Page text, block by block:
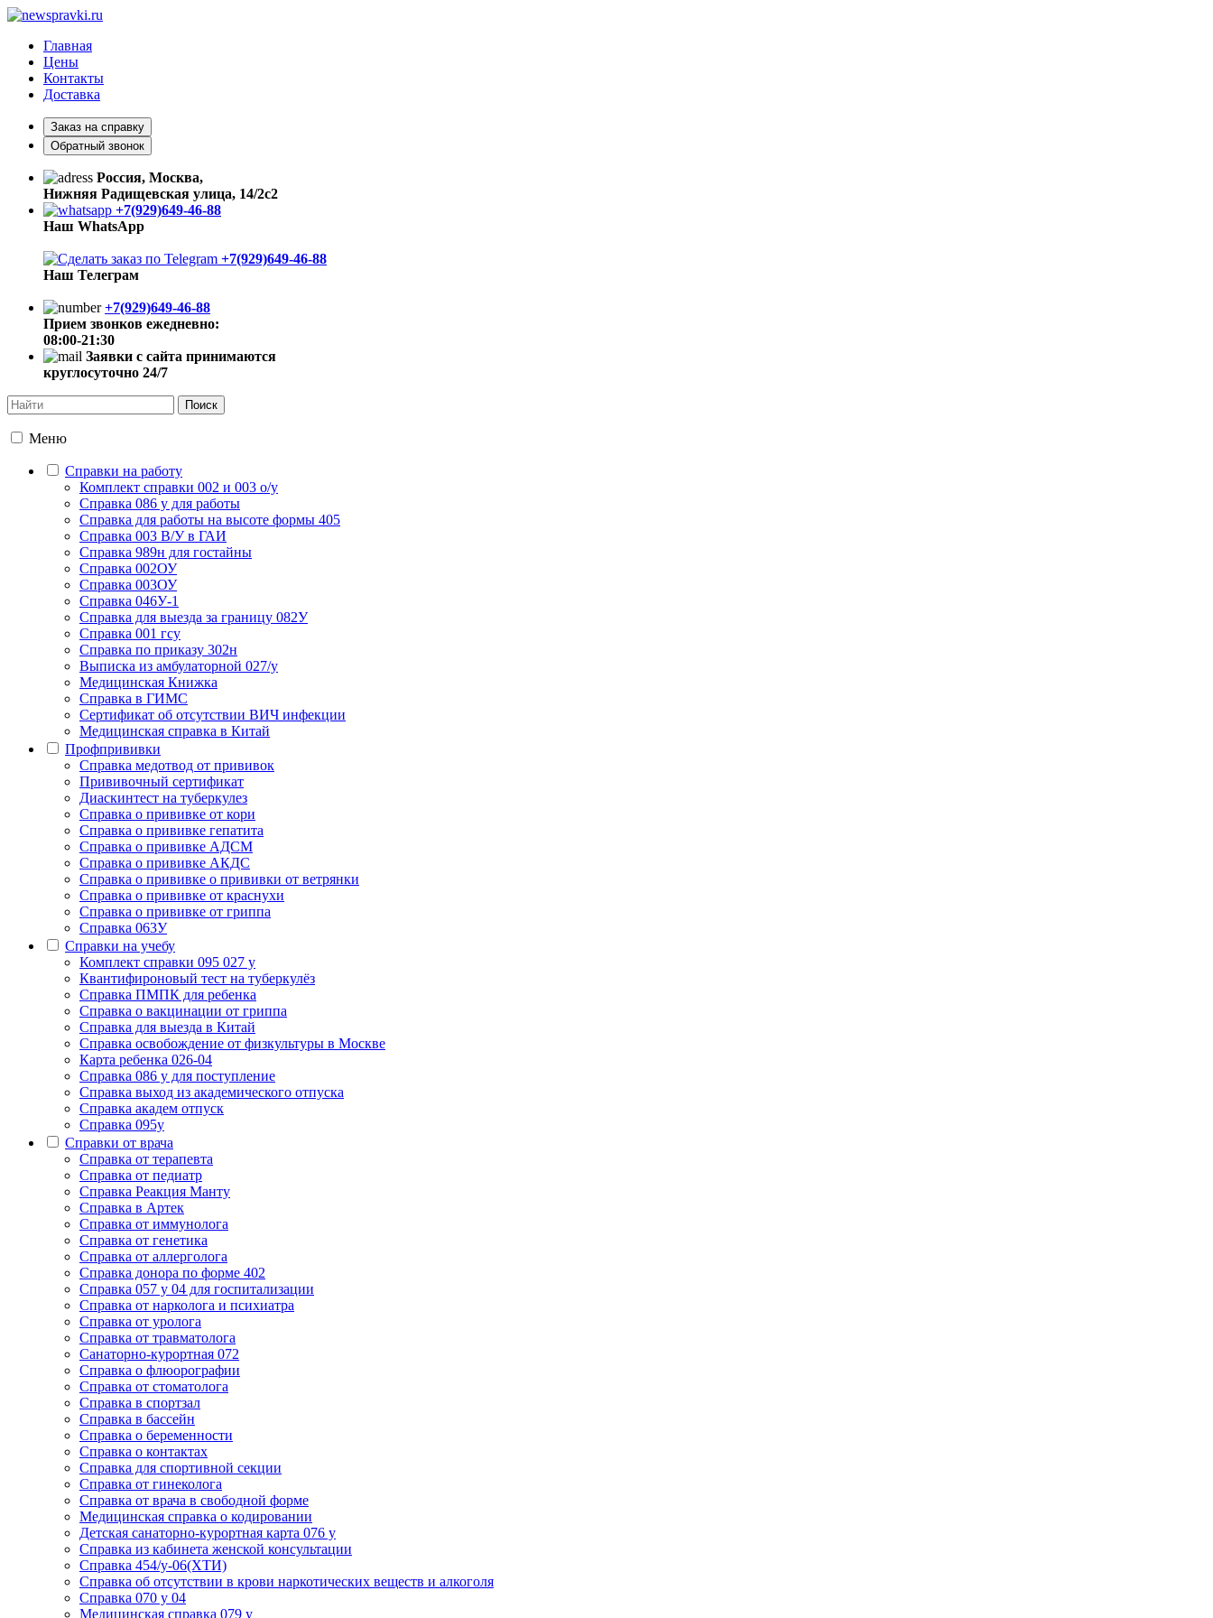
Главная
Цены
Контакты
Доставка
Заказ на справку
Обратный звонок
Россия, Москва,
Нижняя Радищевская улица, 14/2с2
+7(929)649-46-88
Наш WhatsApp
+7(929)649-46-88
Наш Телеграм
+7(929)649-46-88
Прием звонков ежедневно:
08:00-21:30
Заявки с сайта принимаются
круглосуточно 24/7
Меню
Справки на работу
Комплект справки 002 и 003 о/у
Справка 086 у для работы
Справка для работы на высоте формы 405
Справка 003 В/У в ГАИ
Справка 989н для гостайны
Справка 002ОУ
Справка 003ОУ
Справка 046У-1
Справка для выезда за границу 082У
Справка 001 гсу
Справка по приказу 302н
Выписка из амбулаторной 027/у
Медицинская Книжка
Справка в ГИМС
Сертификат об отсутствии ВИЧ инфекции
Медицинская справка в Китай
Профпрививки
Справка медотвод от прививок
Прививочный сертификат
Диаскинтест на туберкулез
Cправка о прививке от кори
Cправка о прививке гепатита
Справка о прививке АДСМ
Справка о прививке АКДС
Справка о прививке о прививки от ветрянки
Справка о прививке от краснухи
Справка о прививке от гриппа
Справка 063У
Справки на учебу
Комплект справки 095 027 у
Квантифироновый тест на туберкулёз
Справка ПМПК для ребенка
Справка о вакцинации от гриппа
Справка для выезда в Китай
Справка освобождение от физкультуры в Москве
Карта ребенка 026-04
Справка 086 у для поступление
Справка выход из академического отпуска
Справка академ отпуск
Справка 095у
Справки от врача
Справка от терапевта
Справка от педиатр
Cправка Реакция Манту
Cправка в Артек
Cправка от иммунолога
Cправка от генетика
Cправка от аллерголога
Cправка донора по форме 402
Cправка 057 у 04 для госпитализации
Справка от нарколога и психиатра
Cправка от уролога
Справка от травматолога
Санаторно-курортная 072
Справка о флюорографии
Справка от стоматолога
Справка в спортзал
Справка в бассейн
Справка о беременности
Справка о контактах
Справка для спортивной секции
Справка от гинеколога
Справка от врача в свободной форме
Медицинская справка о кодировании
Детская санаторно-курортная карта 076 у
Справка из кабинета женской консультации
Справка 454/у-06(ХТИ)
Справка об отсутствии в крови наркотических веществ и алкоголя
Справка 070 у 04
Медицинская справка 079 у